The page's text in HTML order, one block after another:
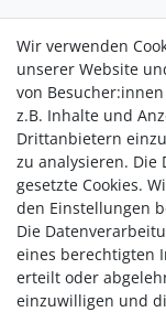
MagicLights  Licht
Liebe und Sorgfalt
Ende ein
Jedes Nachtlicht
zusammen mit den
einzigartigen 3D-
Wir verwenden
unserer Website
von
z.B. Inhalte und
Drittanbietern
zu analysieren.
gesetzte Cookies.
den Einstellungen
Die
eines berechtigten
erteilt oder
einzuwilligen und